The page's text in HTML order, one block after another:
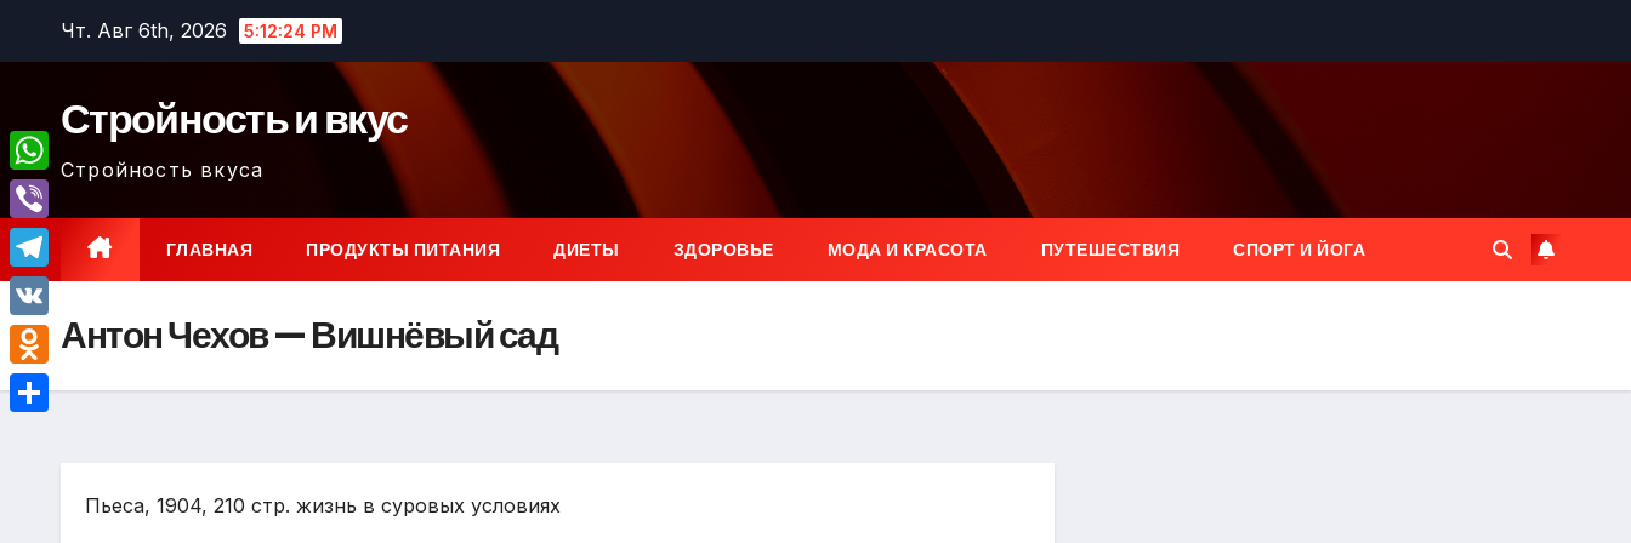
Перейти
Чт. Авг 6th, 2026 5:12:25 PM
Стройность и вкус
Стройность вкуса
ГЛАВНАЯ ПРОДУКТЫ ПИТАНИЯ ДИЕТЫ ЗДОРОВЬЕ МОДА И КРАСОТА ПУТЕШЕСТВИЯ СПОРТ И ЙОГА
Антон Чехов — Вишнёвый сад
Пьеса, 1904, 210 стр. жизнь в суровых условиях
W
h
a
t
A
V
i
b
e
T
e
l
e
V
K
O